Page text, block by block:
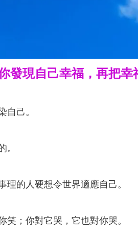
發現自己幸福，再把幸
己。
的人硬想令世界適應自己。
；你對它哭，它也對你哭。